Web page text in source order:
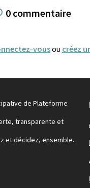
0 commentaire
vousou créez
de Plateforme
transparente et
et décidez, ensemble.